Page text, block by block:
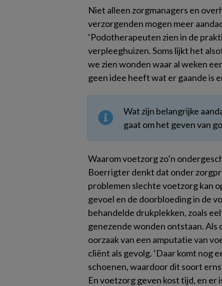
Niet alleen zorgmanagers en
verzorgenden mogen meer
‘Podotherapeuten zien in de
verpleeghuizen. Soms lijkt het
we zien wonden waar al weken
geen idee heeft wat er gaande is
Wat zijn belangrijke
gaat om het geven van
Waarom voetzorg zo’n
Boerrigter denkt dat onder
problemen slechte voetzorg kan
gevoel en de doorbloeding in de
behandelde drukplekken, zoals
genezende wonden ontstaan. Als
oorzaak van een amputatie van
cliënt als gevolg. ‘Daar komt nog
schoenen, waardoor dit soort
En voetzorg geven kost tijd, en er